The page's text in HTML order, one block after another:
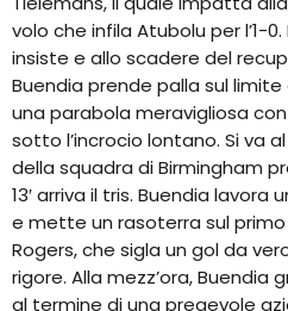
volo che infila Atubolu per l’1-
insiste e allo scadere del
Buendia prende palla sul
una parabola meravigliosa
sotto l’incrocio lontano. Si va
della squadra di Birmingham
13′ arriva il tris. Buendia lavora
e mette un rasoterra sul
Rogers, che sigla un gol da
rigore. Alla mezz’ora, Buendia
al termine di una pregevole